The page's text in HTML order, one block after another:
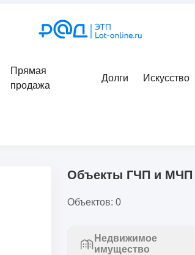
Прямая
продажа
Долги Искусство
Объекты ГЧП и МЧП
Объектов: 0
Недвижимое
имущество